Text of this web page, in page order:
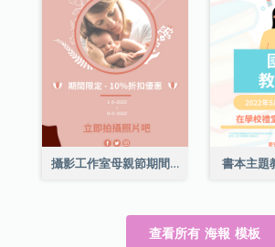
攝影工作室母親節期間限定優惠宣傳海報 書本主題
查看所有 海報 模板